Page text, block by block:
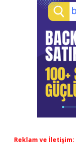
Reklam ve İletişim: